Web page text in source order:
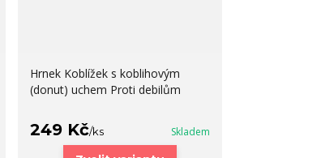
Hrnek Koblížek s koblihovým
(donut) uchem Proti debilům
249 Kč/ks Skladem